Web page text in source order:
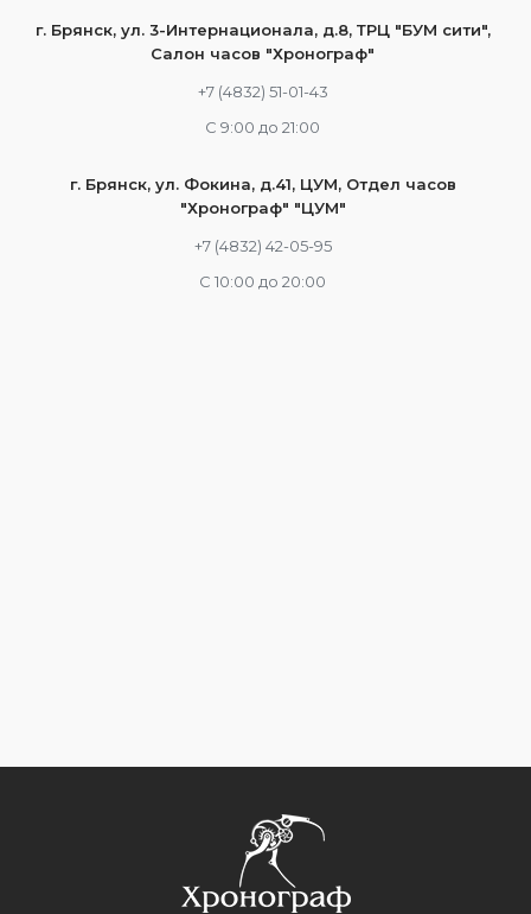
г. Брянск, ул. 3-Интернационала, д.8, ТРЦ "БУМ сити",
Салон часов "Хронограф"
+7 (4832) 51-01-43
С 9:00 до 21:00
г. Брянск, ул. Фокина, д.41, ЦУМ, Отдел часов
"Хронограф" "ЦУМ"
+7 (4832) 42-05-95
С 10:00 до 20:00